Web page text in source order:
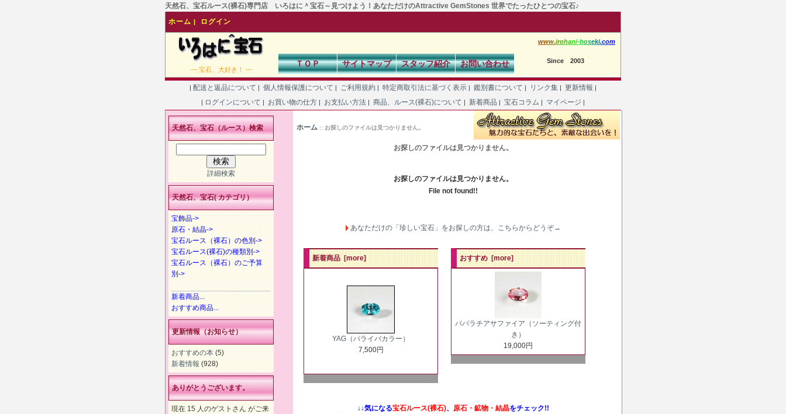
天然石、宝石ルース(裸石)専門店 いろはに＾宝石～見つけよう！あなただけのAttractive GemStones 世界でたったひとつの宝石♪
ホーム | ログイン
― 宝石、大好き！ ―
www.irohani-hoseki.com
ＴＯＰ サイトマップ スタッフ紹介 お問い合わせ Since 2003
| 配送と返品について | 個人情報保護について | ご利用規約 | 特定商取引法に基づく表示 | 鑑別書について | リンク集 | 更新情報 |
| ログインについて | お買い物の仕方 | お支払い方法 | 商品、ルース(裸石)について | 新着商品 | 宝石コラム | マイページ |
ホーム :: お探しのファイルは見つかりません。
お探しのファイルは見つかりません。
お探しのファイルは見つかりません。
File not found!!
あなただけの「珍しい宝石」をお探しの方は、こちらからどうぞ→
新着商品 [more]
YAG（パライバカラー）
7,500円
おすすめ [more]
パパラチアサファイア（ソーティング付
き）
19,000円
↓↓気になる宝石ルース(裸石)、 原石・鉱物・結晶をチェック!!
天然石、宝石（ルース）検索
詳細検索
天然石、宝石( カテゴリ）
宝飾品->
原石・結晶->
宝石ルース（裸石）の色別->
宝石ルース(裸石)の種類別->
宝石ルース（裸石）のご予算
別->
新着商品...
おすすめ商品...
更新情報（お知らせ）
おすすめの本 (5)
新着情報 (928)
ありがとうございます。
現在 15 人のゲストさん がご来